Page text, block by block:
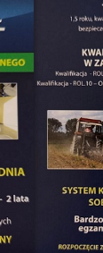
KOSMETYKI
SZKOLNYCH
2025/2026